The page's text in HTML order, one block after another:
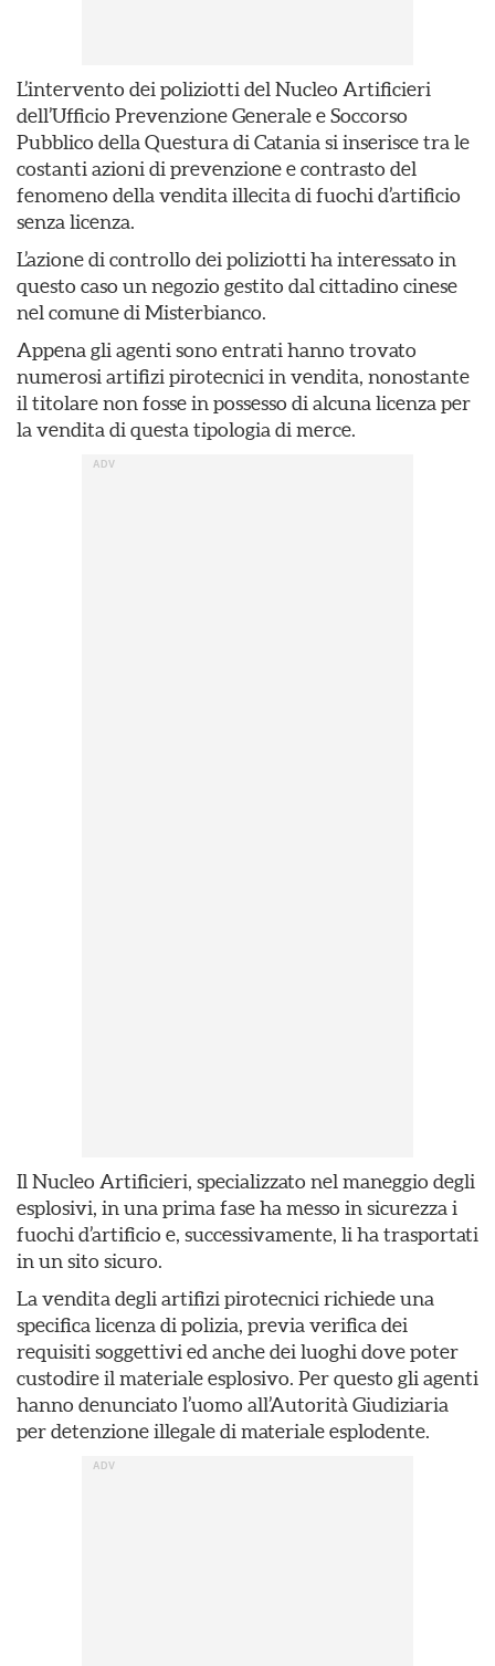
L’intervento dei poliziotti del Nucleo Artificieri
dell’Ufficio Prevenzione Generale e Soccorso
Pubblico della Questura di Catania si inserisce tra le
costanti azioni di prevenzione e contrasto del
fenomeno della vendita illecita di fuochi d’artificio
senza licenza.
L’azione di controllo dei poliziotti ha interessato in
questo caso un negozio gestito dal cittadino cinese
nel comune di Misterbianco.
Appena gli agenti sono entrati hanno trovato
numerosi artifizi pirotecnici in vendita, nonostante
il titolare non fosse in possesso di alcuna licenza per
la vendita di questa tipologia di merce.
Il Nucleo Artificieri, specializzato nel maneggio degli
esplosivi, in una prima fase ha messo in sicurezza i
fuochi d’artificio e, successivamente, li ha trasportati
in un sito sicuro.
La vendita degli artifizi pirotecnici richiede una
specifica licenza di polizia, previa verifica dei
requisiti soggettivi ed anche dei luoghi dove poter
custodire il materiale esplosivo. Per questo gli agenti
hanno denunciato l’uomo all’Autorità Giudiziaria
per detenzione illegale di materiale esplodente.